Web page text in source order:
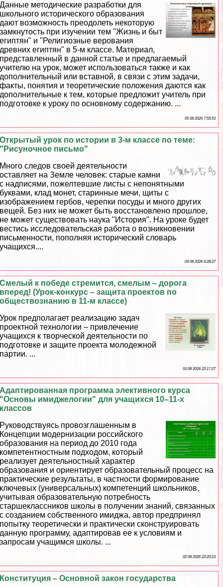
Данные методические разработки для
школьного исторического образования
дают возможность преодолеть некоторую
замкнутость при изучении тем "Жизнь и быт
египтян" и "Религиозные верования
древних египтян" в 5-м классе. Материал,
представленный в данной статье и предлагаемый
учителю на урок, может использоваться также и как
дополнительный или вставной, в связи с этим задачи,
факты, понятия и теоретические положения даются как
дополнительные к тем, которые предложит учитель при
подготовке к уроку по основному содержанию. ...
05 08 2026 7:55:53
Открытый урок по истории в 3-м классе по теме:
"Рисуночное письмо"
Много следов своей деятельности
оставляет на Земле человек: старые камни
с надписями, пожелтевшие листы с непонятными
буквами, клад монет, старинные мечи, щиты с
изображением гербов, черепки посуды и много других
вещей. Без них не может быть восстановлено прошлое,
не может существовать наука "История". На уроке будет
вестись исследовательская работа о возникновении
письменности, пополняя исторический словарь
учащихся....
04 08 2026 6:28:27
Смелый к победе стремится, смелым – дорога
вперед! (Урок-конкурс – защита проектов по
обществознанию в 11-м классе)
Урок предполагает реализацию задач
проектной технологии – привлечение
учащихся к творческой деятельности по
подготовке и защите проекта молодежной
партии. ...
03 08 2026 22:17:27
Адаптированная программа элективного курса
"Основы имиджелогии" для учащихся 10–11-х
классов
Руководствуясь провозглашенным в
Концепции модернизации российского
образования на период до 2010 года
компетентностным подходом, который
реализует деятельностный хаpaктер
образования и ориентирует образовательный процесс на
пpaктические результаты, в частности формирование
ключевых (универсальных) компетенций школьников,
учитывая образовательную потребность
старшеклассников школы в получении знаний, связанных
с созданием собственного имиджа, автор предпринял
попытку теоретически и пpaктически сконструировать
данную программу, адаптировав ее к условиям и
запросам учащимся школы. ...
02 08 2026 22:20:23
Конституция – Основной закон государства